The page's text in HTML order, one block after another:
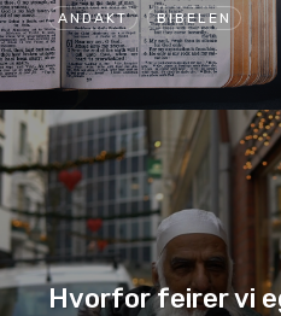
ANDAKT BIBELEN
Hvorfor feirer vi